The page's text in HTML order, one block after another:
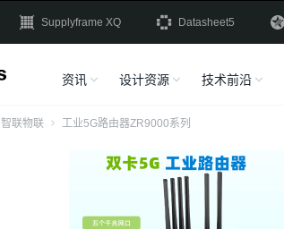
Supplyframe XQ Datasheet5
资讯 设计资源 技术前沿
智联物联 工业5G路由器ZR9000系列